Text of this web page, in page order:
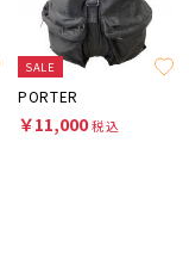
SALE
PORTER
￥11,000税込